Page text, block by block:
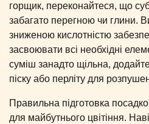
горщик, переконайтеся, що
забагато перегною чи глини.
зниженою кислотністю
засвоювати всі необхідні
суміш занадто щільна,
піску або перліту для
Правильна підготовка
для майбутнього цвітіння.